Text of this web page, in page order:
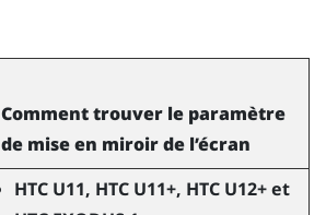
Comment trouver le paramètre
de mise en miroir de l’écran
HTC U11, HTC U11+, HTC U12+ et